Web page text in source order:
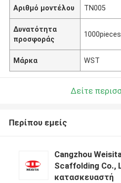
Αριθμό μοντέλου TN005
Δυνατότητα
προσφοράς
Μάρκα WST
Δείτε
Περίπου εμείς
Cangzhou
Scaffolding Co.,
κατασκευαστή